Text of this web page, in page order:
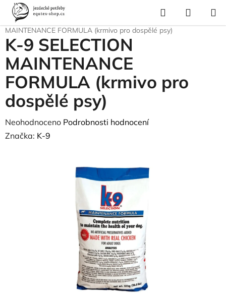
Přejít
obsah
Hledat
KOŠÍK
Domů
Pes a kočka
MAINTENANCE FORMULA (krmivo pro dospělé psy)
K-9 SELECTION
MAINTENANCE
FORMULA (krmivo pro
dospělé psy)
Průměrné
hodnocení
Neohodnoceno Podrobnosti hodnocení
Značka: K-9